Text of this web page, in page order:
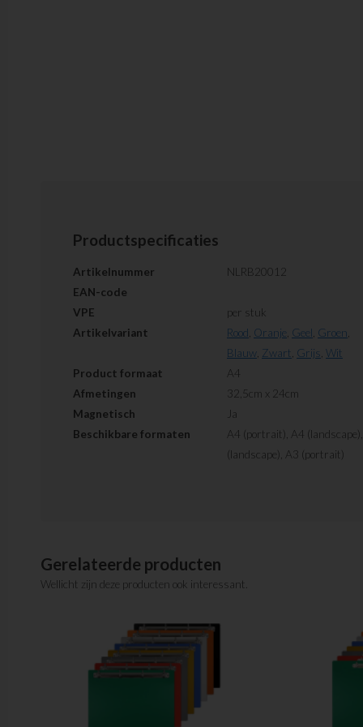
Productspecificaties
Artikelnummer
NLRB20012
EAN-code
VPE
per stuk
Artikelvariant
Rood Oranje Geel Groen
Blauw Zwart Grijs Wit
Product formaat
A4
Afmetingen
32,5cm x 24cm
Magnetisch
Ja
Beschikbare formaten
A4 (portrait), A4
(landscape), A3 (portrait)
Gerelateerde producten
Wellicht zijn deze producten ook interessant.